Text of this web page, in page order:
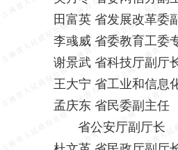
田富英 省发展改革委
李彧威 省委教育工委
谢景武 省科技厅副厅
王大宁 省工业和信息
孟庆东 省民委副主任
省公安厅副厅长